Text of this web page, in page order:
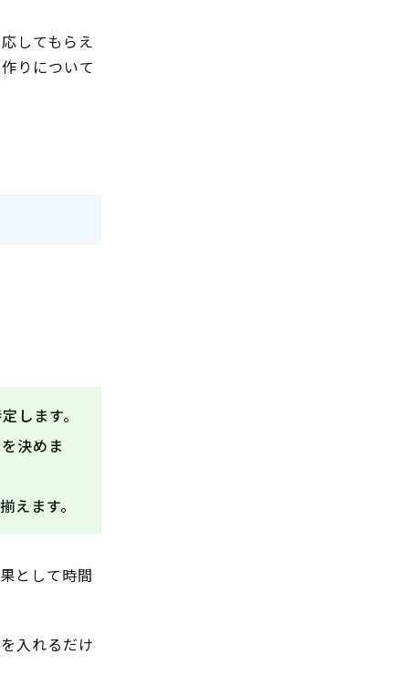
してもらえ
りについて
します。
決めま
えます。
として時間
入れるだけ